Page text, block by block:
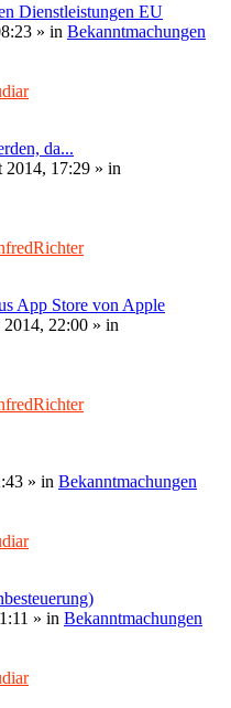
Dienstleistungen EU
» in Bekanntmachungen
da...
2014, 17:29 » in
App Store von Apple
2014, 22:00 » in
» in Bekanntmachungen
» in Bekanntmachungen